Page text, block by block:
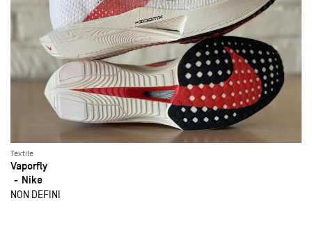
Textile
Vaporfly
Nike
NON DEFINI